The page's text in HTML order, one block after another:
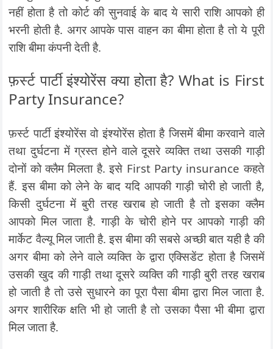
नहीं होता है तो कोर्ट की सुनवाई के बाद ये सारी राशि आपको ही
भरनी होती है. अगर आपके पास वाहन का बीमा होता है तो ये पूरी
राशि बीमा कंपनी देती है.
फ़र्स्ट पार्टी इंश्योरेंस क्या होता है? What is First
Party Insurance?
फ़र्स्ट पार्टी इंश्योरेंस वो इंश्योरेंस होता है जिसमें बीमा करवाने वाले
तथा दुर्घटना में ग्रस्त होने वाले दूसरे व्यक्ति तथा उसकी गाड़ी
दोनों को क्लैम मिलता है. इसे First Party insurance कहते
हैं. इस बीमा को लेने के बाद यदि आपकी गाड़ी चोरी हो जाती है,
किसी दुर्घटना में बुरी तरह खराब हो जाती है तो इसका क्लैम
आपको मिल जाता है. गाड़ी के चोरी होने पर आपको गाड़ी की
मार्केट वैल्यू मिल जाती है. इस बीमा की सबसे अच्छी बात यही है की
अगर बीमा को लेने वाले व्यक्ति के द्वारा एक्सिडेंट होता है जिसमें
उसकी खुद की गाड़ी तथा दूसरे व्यक्ति की गाड़ी बुरी तरह खराब
हो जाती है तो उसे सुधारने का पूरा पैसा बीमा द्वारा मिल जाता है.
अगर शारीरिक क्षति भी हो जाती है तो उसका पैसा भी बीमा द्वारा
मिल जाता है.